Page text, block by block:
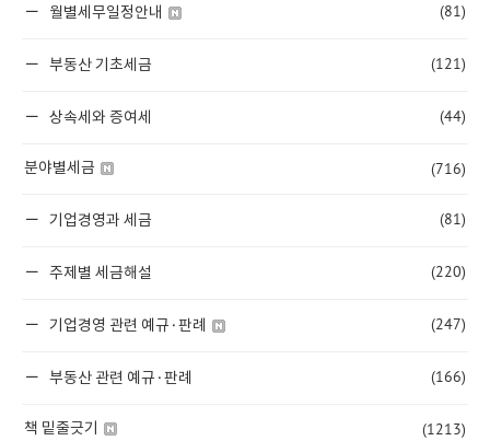
월별세무일정안내 (81)
부동산 기초세금 (121)
상속세와 증여세 (44)
분야별세금 (716)
기업경영과 세금 (81)
주제별 세금해설 (220)
기업경영 관련 예규·판례 (247)
부동산 관련 예규·판례 (166)
책 밑줄긋기 (1213)